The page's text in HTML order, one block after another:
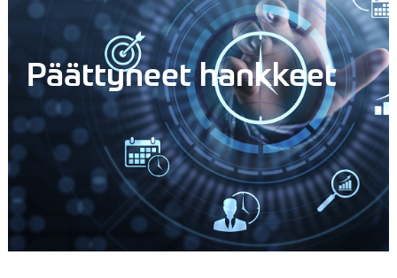
Päättyneet hankkeet